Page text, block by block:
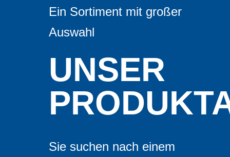
Ein Sortiment mit großer
Auswahl
UNSER
Sie suchen nach einem